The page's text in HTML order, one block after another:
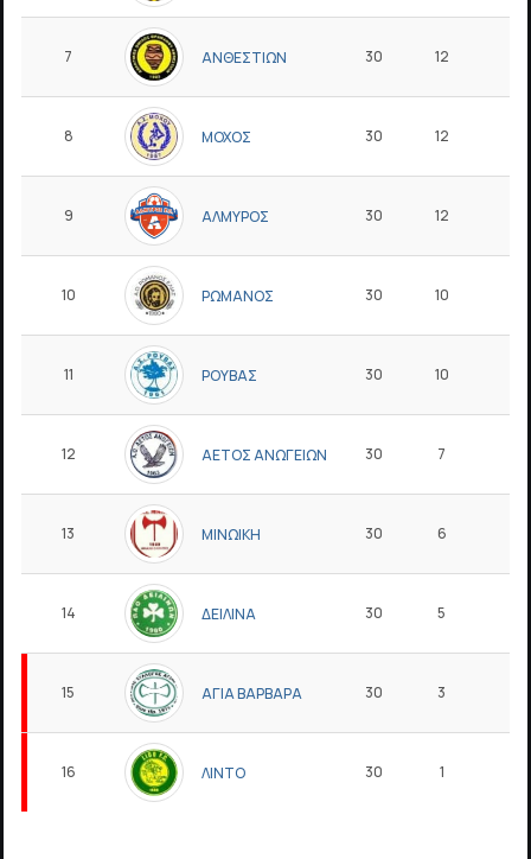
7 ΑΝΘΕΣΤΙΩΝ 30 12
8 ΜΟΧΟΣ 30 12
9 ΑΛΜΥΡΟΣ 30 12
10 ΡΩΜΑΝΟΣ 30 10
11 ΡΟΥΒΑΣ 30 10
12 ΑΕΤΟΣ ΑΝΩΓΕΙΩΝ 30 7
13 ΜΙΝΩΙΚΗ 30 6
14 ΔΕΙΛΙΝΑ 30 5
15 ΑΓΙΑ ΒΑΡΒΑΡΑ 30 3
16 ΛΙΝΤΟ 30 1